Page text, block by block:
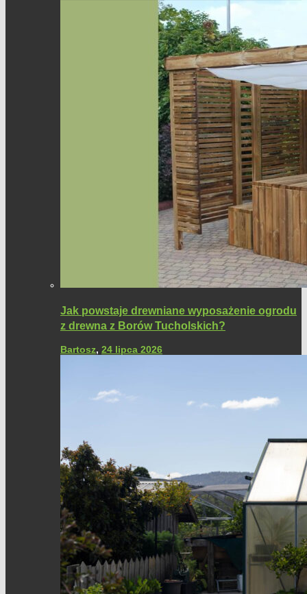
Jak powstaje drewniane wyposażenie ogrodu
z drewna z Borów Tucholskich?
Bartosz, 24 lipca 2026